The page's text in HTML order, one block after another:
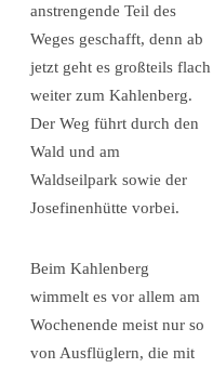
anstrengende Teil des
Weges geschafft, denn ab
jetzt geht es großteils flach
weiter zum Kahlenberg.
Der Weg führt durch den
Wald und am
Waldseilpark sowie der
Josefinenhütte vorbei.
Beim Kahlenberg
wimmelt es vor allem am
Wochenende meist nur so
von Ausflüglern, die mit